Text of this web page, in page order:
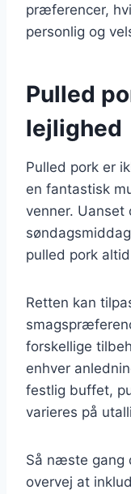
præferencer,
personlig og
Pulled
lejlighed
Pulled pork er
en fantastisk
venner. Uanset
pulled pork
Retten kan
forskellige
enhver
festlig buffet,
varieres på
Så næste gang
overvej at